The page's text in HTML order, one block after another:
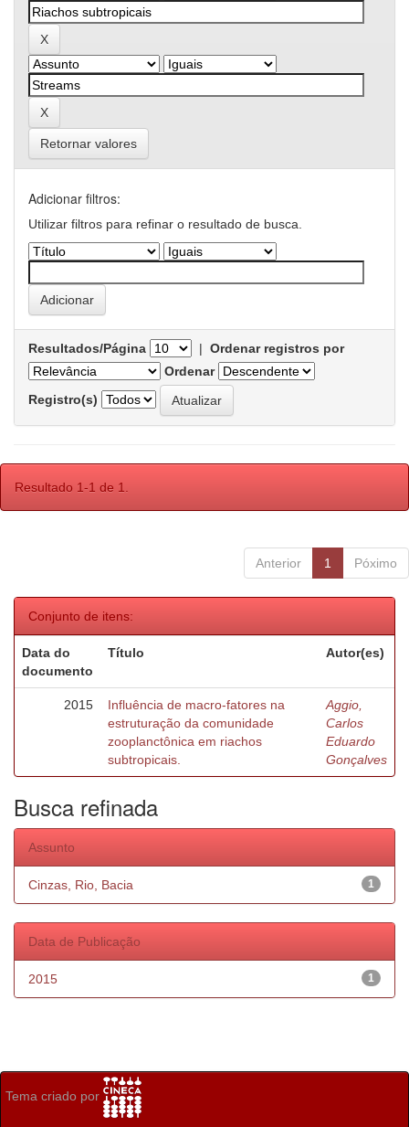
Retornar valores
Adicionar filtros:
Utilizar filtros para refinar o resultado de busca.
Resultados/Página | Ordenar registros por
Ordenar
Registro(s)
Resultado 1-1 de 1.
Anterior 1 Póximo
Conjunto de itens:
Data do
documento
Título Autor(es)
2015
Influência de macro-fatores na
estruturação da comunidade
zooplanctônica em riachos
subtropicais.
Aggio,
Carlos
Eduardo
Gonçalves
Busca refinada
Assunto
1
Cinzas, Rio, Bacia
Data de Publicação
1
2015
Tema criado por